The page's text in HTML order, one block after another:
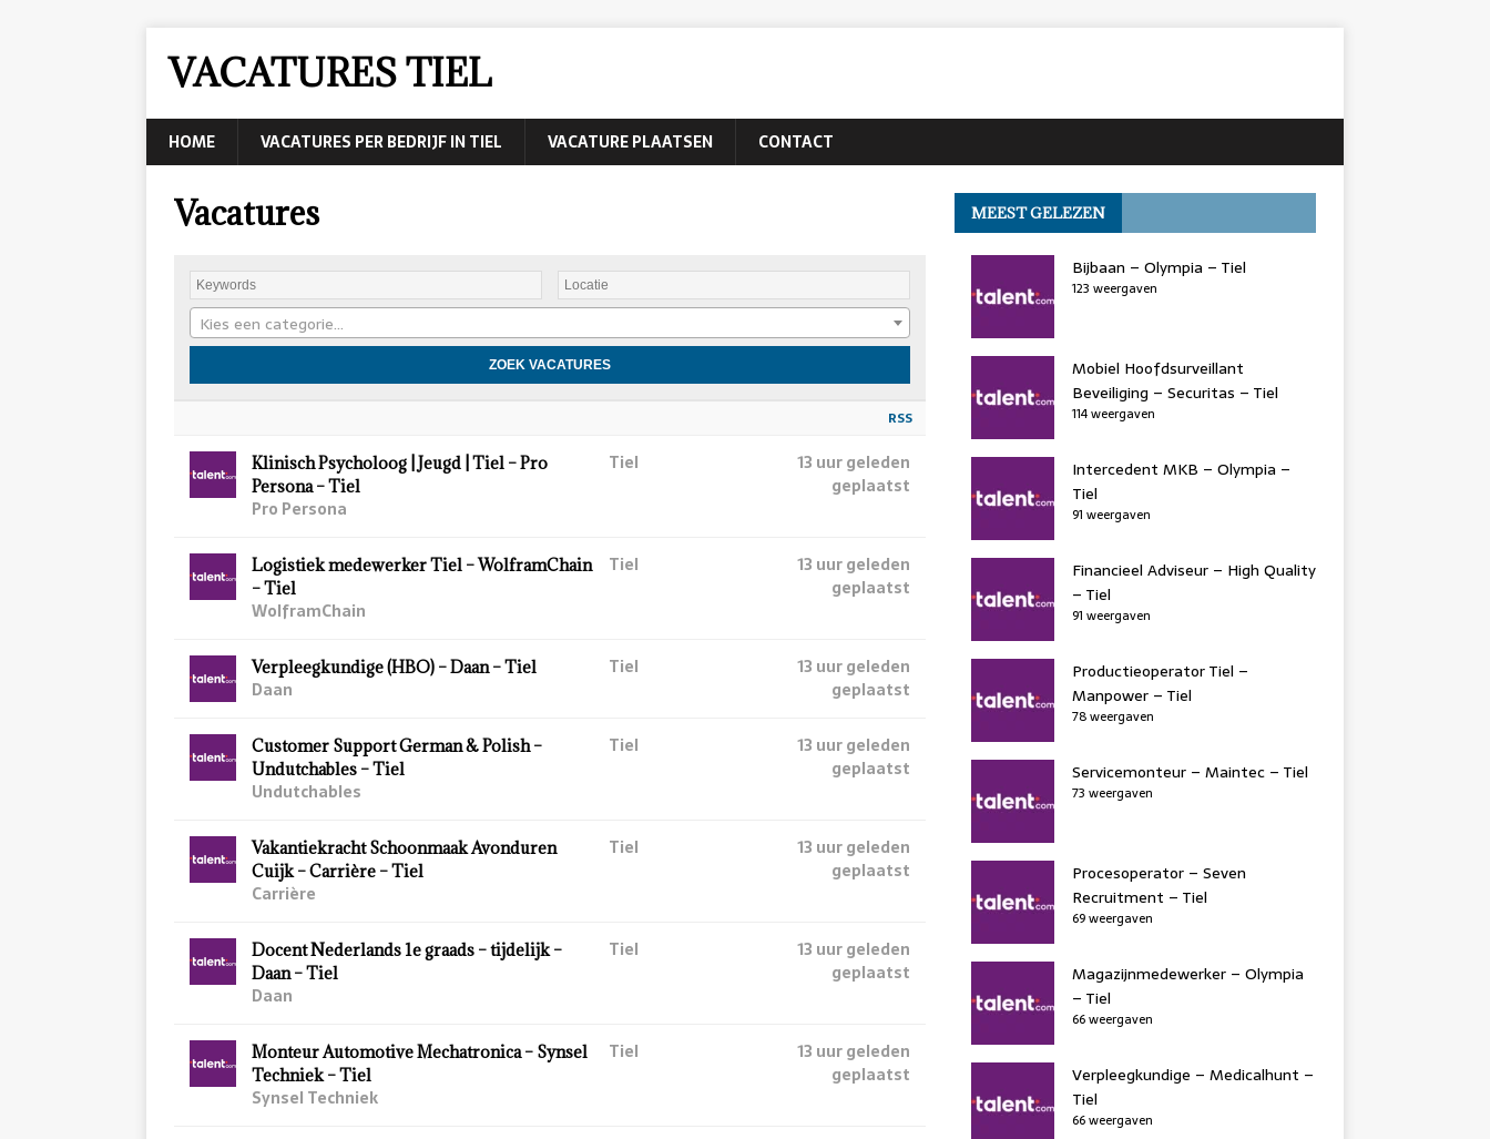
VACATURES TIEL
HOME VACATURES PER BEDRIJF IN TIEL VACATURE PLAATSEN CONTACT
Vacatures
Kies een categorie…
RSS
Klinisch Psycholoog | Jeugd | Tiel – Pro
Persona – Tiel
Pro Persona
Tiel
13 uur geleden
geplaatst
Logistiek medewerker Tiel – WolframChain
– Tiel
WolframChain
Tiel
13 uur geleden
geplaatst
Verpleegkundige (HBO) – Daan – Tiel
Daan
Tiel
13 uur geleden
geplaatst
Customer Support German & Polish –
Undutchables – Tiel
Undutchables
Tiel
13 uur geleden
geplaatst
Vakantiekracht Schoonmaak Avonduren
Cuijk – Carrière – Tiel
Carrière
Tiel
13 uur geleden
geplaatst
Docent Nederlands 1e graads – tijdelijk –
Daan – Tiel
Daan
Tiel
13 uur geleden
geplaatst
Monteur Automotive Mechatronica – Synsel
Techniek – Tiel
Synsel Techniek
Tiel
13 uur geleden
geplaatst
MEEST GELEZEN
Bijbaan – Olympia – Tiel
123 weergaven
Mobiel Hoofdsurveillant
Beveiliging – Securitas – Tiel
114 weergaven
Intercedent MKB – Olympia –
Tiel
91 weergaven
Financieel Adviseur – High Quality
– Tiel
91 weergaven
Productieoperator Tiel –
Manpower – Tiel
78 weergaven
Servicemonteur – Maintec – Tiel
73 weergaven
Procesoperator – Seven
Recruitment – Tiel
69 weergaven
Magazijnmedewerker – Olympia
– Tiel
66 weergaven
Verpleegkundige – Medicalhunt –
Tiel
66 weergaven